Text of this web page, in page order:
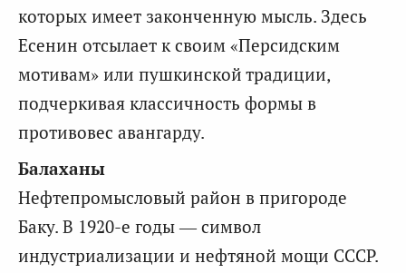
которых имеет законченную мысль. Здесь
Есенин отсылает к своим «Персидским
мотивам» или пушкинской традиции,
подчеркивая классичность формы в
противовес авангарду.
Балаханы
Нефтепромысловый район в пригороде
Баку. В 1920-е годы — символ
индустриализации и нефтяной мощи СССР.